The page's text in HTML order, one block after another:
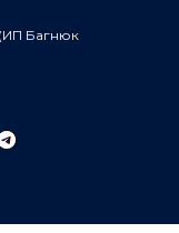
Багнюк